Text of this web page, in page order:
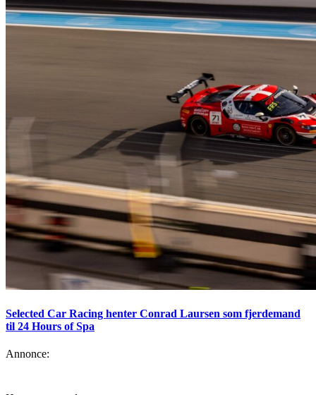
Selected Car Racing henter Conrad Laursen som fjerdemand
til 24 Hours of Spa
Annonce: